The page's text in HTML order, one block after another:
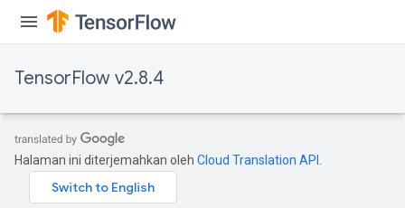
TensorFlow v2.8.4
Halaman ini diterjemahkan oleh Cloud Translation API